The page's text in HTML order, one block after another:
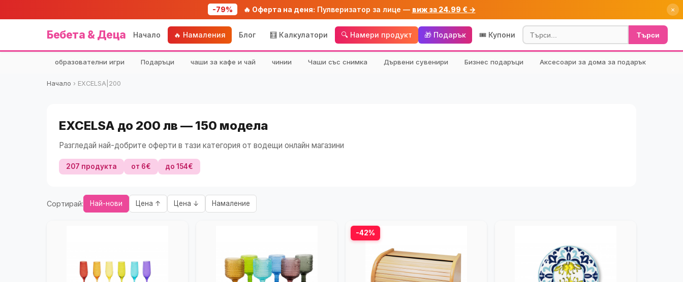
-79% 🔥 Оферта на деня: Пулверизатор за лице — виж за 24.99 € → ×
Бебета & Деца Начало 🔥 Намаления Блог 🧮 Калкулатори 🔍 Намери продукт 🎁 Подарък 🎟️ Купони Търси
образователни игри Подаръци чаши за кафе и чай чинии Чаши със снимка Дървени сувенири Бизнес подаръци Аксесоари за дома за подарък
Начало › EXCELSA|200
EXCELSA до 200 лв — 150 модела
Разгледай най-добрите оферти в тази категория от водещи онлайн магазини
207 продукта от 6€ до 154€
Сортирай: Най-нови Цена ↑ Цена ↓ Намаление
-42%